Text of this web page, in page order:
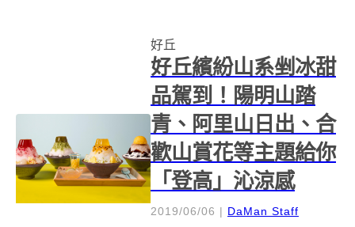
集各式最受歡迎的夏季果物及茶
品口味，今...
好丘
好丘繽紛山系剉冰甜
品駕到！陽明山踏
青、阿里山日出、合
歡山賞花等主題給你
「登高」沁涼感
2019/06/06 | DaMan Staff